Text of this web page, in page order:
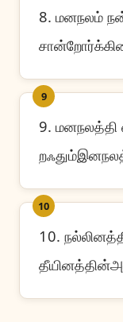
8. மனநலம்
9
9. மனநலத்தி
10
10.